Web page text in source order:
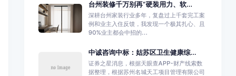
台州装修千万别再“硬装用力、软...
深耕台州家装行业多年，复盘过上千套完工案
例和业主入住反馈，我发现一个极其扎心、且
90%业主都会中招的...
中诚咨询中标：姑苏区卫生健康综...
证券之星消息，根据天眼查APP-财产线索数
据整理，根据苏州名城天工项目管理有限公司